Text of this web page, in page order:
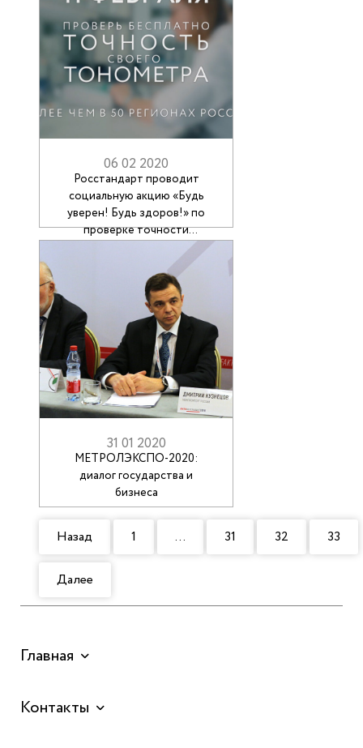
06 02 2020
Росстандарт проводит
социальную акцию «Будь
уверен! Будь здоров!» по
проверке точности
31 01 2020
МЕТРОЛЭКСПО-2020:
диалог государства и
бизнеса
Назад 1 … 31 32 33
Далее
Главная
Контакты